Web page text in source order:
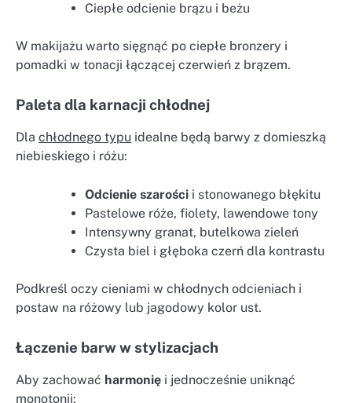
Ciepłe odcienie brązu i beżu
W makijażu warto sięgnąć po ciepłe bronzery i
pomadki w tonacji łączącej czerwień z brązem.
Paleta dla karnacji chłodnej
Dla chłodnego typu idealne będą barwy z domieszką
niebieskiego i różu:
Odcienie szarości i stonowanego błękitu
Pastelowe róże, fiolety, lawendowe tony
Intensywny granat, butelkowa zieleń
Czysta biel i głęboka czerń dla kontrastu
Podkreśl oczy cieniami w chłodnych odcieniach i
postaw na różowy lub jagodowy kolor ust.
Łączenie barw w stylizacjach
Aby zachować harmonię i jednocześnie uniknąć
monotonii: